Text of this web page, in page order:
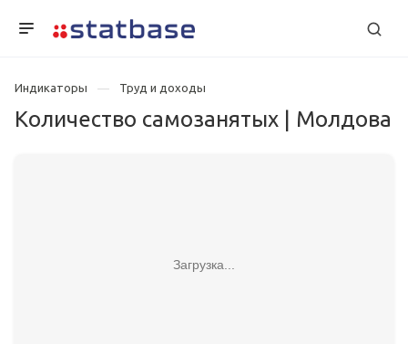
Индикаторы Труд и доходы
Количество самозанятых | Молдова
Загрузка...